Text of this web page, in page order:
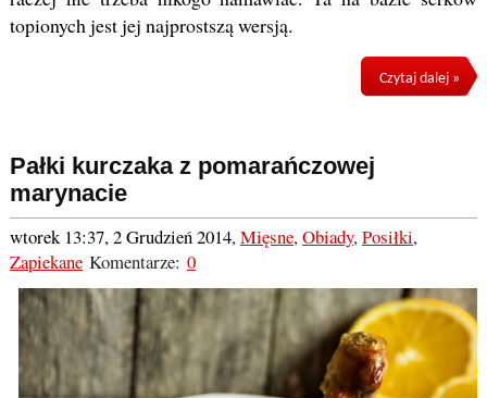
topionych jest jej najprostszą wersją.
Czytaj dalej »
Pałki kurczaka z pomarańczowej
marynacie
wtorek 13:37, 2 Grudzień 2014,Mięsne,Obiady,Posiłki,
ZapiekaneKomentarze: 0